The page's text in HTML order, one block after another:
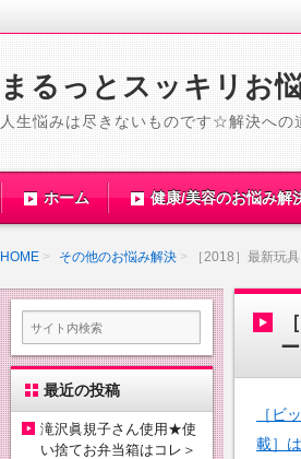
まるっとスッキリお
人生悩みは尽きないものです☆解決へ
ホーム 健康/美容のお悩み解
HOME その他のお悩み解決 ［2018］最新玩
［ビ
載］
最近の投稿
滝沢眞規子さん使用★使
い捨てお弁当箱はコレ＞